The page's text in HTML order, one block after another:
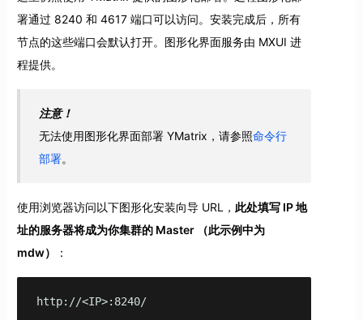
署通过 8240 和 4617 端口可以访问。安装完成后，所有
节点的这些端口会默认打开。图形化界面服务由 MXUI 进
程提供。
注意！
无法使用图形化界面部署 YMatrix，请参照命令行
部署。
使用浏览器访问以下图形化安装向导 URL， 此处填写 IP 地
址的服务器将成为你集群的 Master （此示例中为
mdw）
：
http://<IP>:8240/